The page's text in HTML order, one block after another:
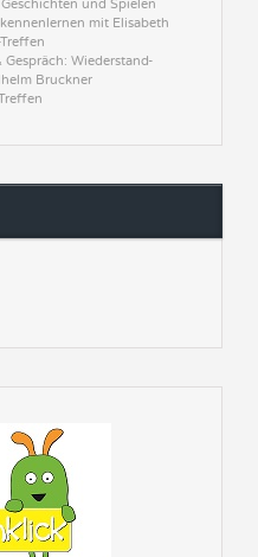
und Spielen
mit Elisabeth
Gespräch: Wiederstand-
Bruckner